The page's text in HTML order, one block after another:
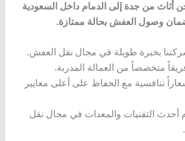
أثاث من جدة إلى الدمام داخل السعودية
وصول العفش بحالة ممتازة.
بخبرة طويلة في مجال نقل العفش.
متخصصاً من العمالة المدربة.
تنافسية مع الحفاظ على أعلى معايير
أحدث التقنيات والمعدات في مجال نقل